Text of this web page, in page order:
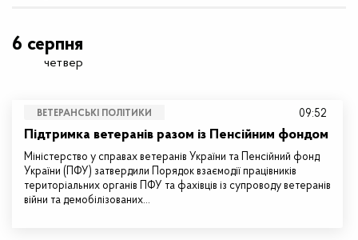
6 серпня
четвер
ВЕТЕРАНСЬКІ ПОЛІТИКИ
Підтримка ветеранів разом із Пенсійним фондом
Міністерство у справах ветеранів України та Пенсійний фонд
України (ПФУ) затвердили Порядок взаємодії працівників
територіальних органів ПФУ та фахівців із супроводу ветеранів
війни та демобілізованих…
09:52